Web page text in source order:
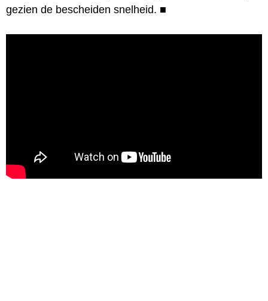
gezien de bescheiden snelheid. ■